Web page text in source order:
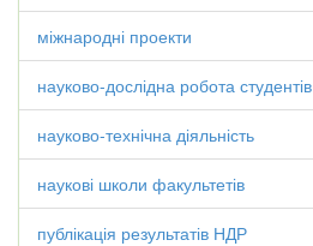
міжнародні проекти
науково-дослідна робота студентів
науково-технічна діяльність
наукові школи факультетів
публікація результатів НДР